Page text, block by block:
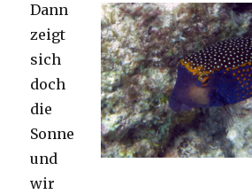
Dann
zeigt
sich
doch
die
Sonne
und
wir